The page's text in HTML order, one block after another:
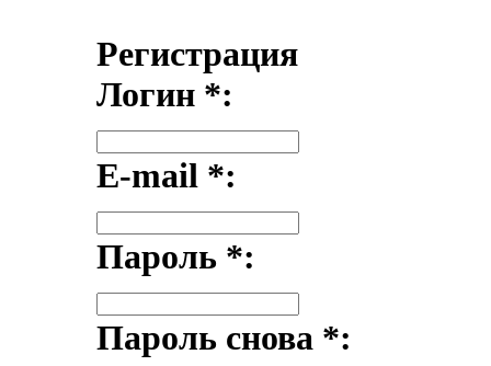
Регистрация
Логин *:
E-mail *:
Пароль *:
Пароль снова *: